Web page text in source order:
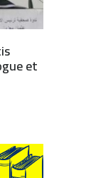
et